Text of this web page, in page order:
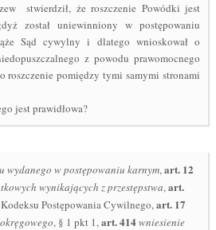
stwierdził, że roszczenie Powódki jest
został uniewinniony w postępowaniu
Sąd cywylny i dlatego wnioskował o
z powodu prawomocnego
roszczenie pomiędzy tymi samymi stronami
jest prawidłowa?
wydanego w postępowaniu karnym,art. 12
wynikających z przestępstwa,art.
Postępowania Cywilnego,art. 17
, § 1 pkt 1,art.414wniesienie